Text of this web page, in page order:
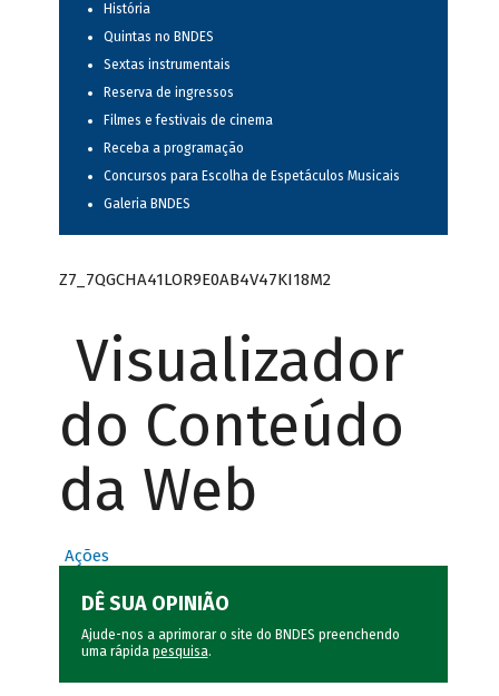
História
Quintas no BNDES
Sextas instrumentais
Reserva de ingressos
Filmes e festivais de cinema
Receba a programação
Concursos para Escolha de Espetáculos Musicais
Galeria BNDES
Z7_7QGCHA41LOR9E0AB4V47KI18M2
Visualizador
do Conteúdo
da Web
Ações
DÊ SUA OPINIÃO
Ajude-nos a aprimorar o site do BNDES preenchendo
uma rápida pesquisa.